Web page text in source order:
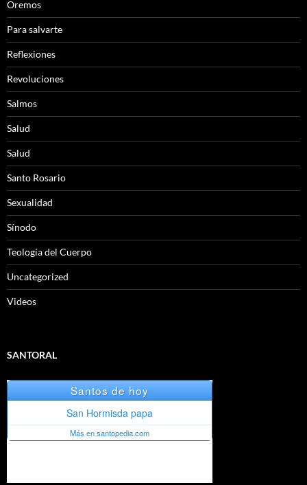
Oremos
Para salvarte
Reflexiones
Revoluciones
Salmos
Salud
Salud
Santo Rosario
Sexualidad
Sínodo
Teología del Cuerpo
Uncategorized
Videos
SANTORAL